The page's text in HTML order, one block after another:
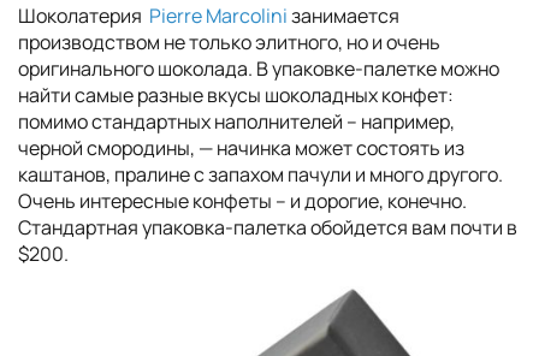
Шоколатерия Pierre Marcoliniзанимается
производством не только элитного, но и очень
оригинального шоколада. В упаковке-палетке можно
найти самые разные вкусы шоколадных конфет:
помимо стандартных наполнителей – например,
черной смородины, — начинка может состоять из
каштанов, пралине с запахом пачули и много другого.
Очень интересные конфеты – и дорогие, конечно.
Стандартная упаковка-палетка обойдется вам почти в
$200.